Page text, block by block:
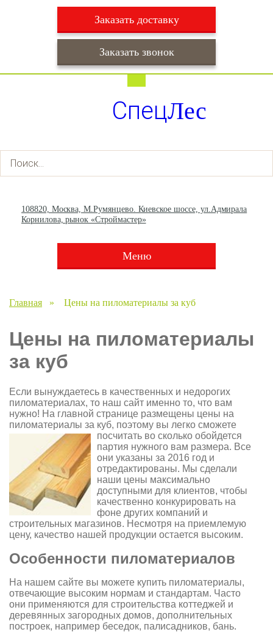
Заказать доставку
Заказать звонок
+7 (495) 003-36-93
СпецЛес
108820, Москва, М.Румянцево. Киевское шоссе, ул.Адмирала
Корнилова, рынок «Строймастер»
Меню
Главная » Цены на пиломатериалы за куб
Цены на пиломатериалы
за куб
Если вынуждаетесь в качественных и недорогих
пиломатериалах, то наш сайт именно то, что вам
нужно! На главной странице размещены цены на
пиломатериалы за куб, поэтому вы легко сможете
посчитать во сколько обойдется
партия нужного вам размера. Все
они указаны за 2016 год и
отредактированы. Мы сделали
наши цены максимально
доступными для клиентов, чтобы
качественно конкурировать на
фоне других компаний и
строительных магазинов. Несмотря на приемлемую
цену, качество нашей продукции остается высоким.
Особенности пиломатериалов
На нашем сайте вы можете купить пиломатериалы,
отвечающие высоким нормам и стандартам. Часто
они применяются для строительства коттеджей и
деревянных загородных домов, дополнительных
построек, например беседок, палисадников, бань.